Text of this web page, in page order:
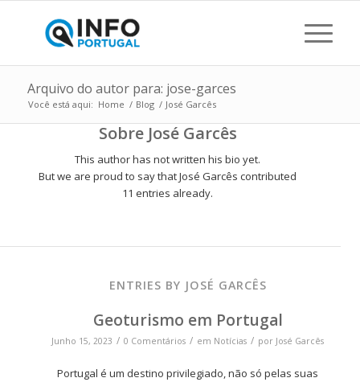
Arquivo do autor para: jose-garces
Você está aqui: Home / Blog / José Garcês
Sobre José Garcês
This author has not written his bio yet.
But we are proud to say thatJosé Garcês contributed
11 entries already.
ENTRIES BY JOSÉ GARCÊS
Geoturismo em Portugal
Junho 15, 2023 / 0 Comentários / em Notícias / por José Garcês
Portugal é um destino privilegiado, não só pelas suas